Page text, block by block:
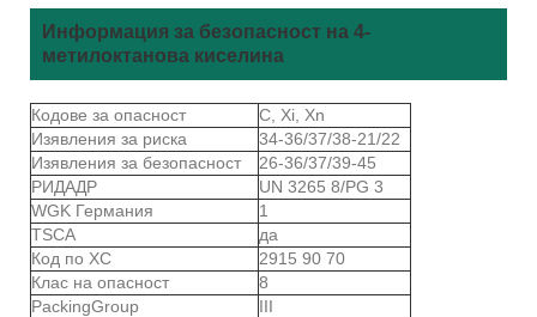
Информация за безопасност на 4-
метилоктанова киселина
Кодове за опасност
C, Xi, Xn
Изявления за риска
34-36/37/38-21/22
Изявления за безопасност
26-36/37/39-45
РИДАДР
UN 3265 8/PG 3
WGK Германия
1
TSCA
да
Код по ХС
2915 90 70
Клас на опасност
8
PackingGroup
III